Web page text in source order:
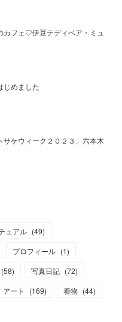
カフェ♡伊豆テディベア・ミュ
じめました
サケウィーク２０２３」六本木
ュアル (49)
プロフィール (1)
(58) 写真日記 (72)
アート (169) 着物 (44)